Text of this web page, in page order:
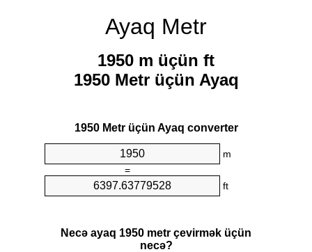
Ayaq Metr
1950 m üçün ft
1950 Metr üçün Ayaq
1950 Metr üçün Ayaq converter
m
=
ft
Necə ayaq 1950 metr çevirmək üçün
necə?